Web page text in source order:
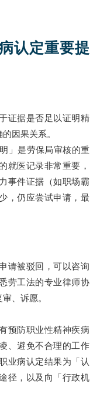
认定重要提
证据是否足以证明精
因果关系。
」是劳保局审核的重
就医记录非常重要，
事件证据（如职场霸
，仍应尝试申请，最
请被驳回，可以咨询
劳工法的专业律师协
、诉愿。
预防职业性精神疾病
、避免不合理的工作
业病认定结果为「认
径，以及向「行政机